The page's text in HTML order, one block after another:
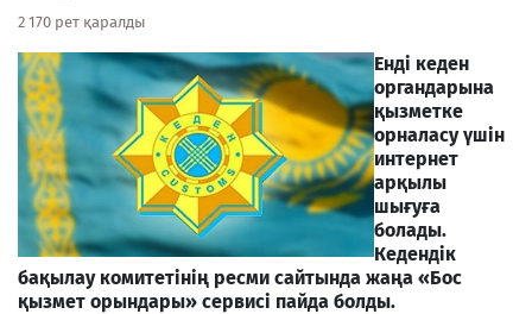
2 170 рет қаралды
Енді кеден
органдарына
қызметке
орналасу үшін
интернет
арқылы
шығуға
болады.
Кедендік
бақылау комитетінің ресми сайтында жаңа «Бос
қызмет орындары» сервисі пайда болды.